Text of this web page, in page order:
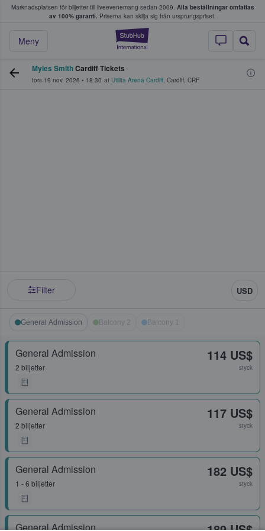
Marknadsplatsen för biljetter till liveevenemang sedan 2009. Alla beställningar omfattas
av 100% garanti. Priserna kan skilja sig från ursprungspriset.
StubHub – där
Meny
köper och säljer biljetter.
Myles SmithCardiff Tickets
tors 19 nov. 2026 • 18:30 at Utilita Arena Cardiff, Cardiff, CRF
Filter USD
General Admission Balcony 2 Balcony 1
General Admission
2 biljetter
114 US$
styck
General Admission
2 biljetter
117 US$
styck
General Admission
1 - 6 biljetter
182 US$
styck
General Admission